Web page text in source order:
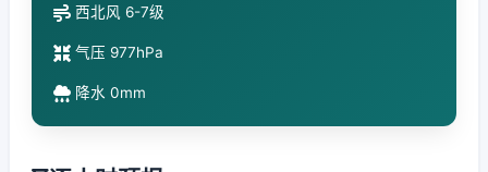
西北风 6-7级
气压 977hPa
降水 0mm